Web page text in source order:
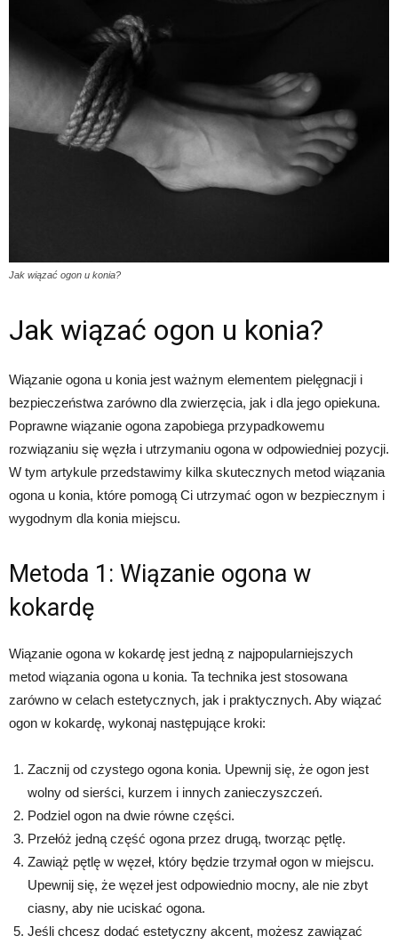
Jak wiązać ogon u konia?
Jak wiązać ogon u konia?
Wiązanie ogona u konia jest ważnym elementem pielęgnacji i
bezpieczeństwa zarówno dla zwierzęcia, jak i dla jego opiekuna.
Poprawne wiązanie ogona zapobiega przypadkowemu
rozwiązaniu się węzła i utrzymaniu ogona w odpowiedniej pozycji.
W tym artykule przedstawimy kilka skutecznych metod wiązania
ogona u konia, które pomogą Ci utrzymać ogon w bezpiecznym i
wygodnym dla konia miejscu.
Metoda 1: Wiązanie ogona w
kokardę
Wiązanie ogona w kokardę jest jedną z najpopularniejszych
metod wiązania ogona u konia. Ta technika jest stosowana
zarówno w celach estetycznych, jak i praktycznych. Aby wiązać
ogon w kokardę, wykonaj następujące kroki:
Zacznij od czystego ogona konia. Upewnij się, że ogon jest
wolny od sierści, kurzem i innych zanieczyszczeń.
Podziel ogon na dwie równe części.
Przełóż jedną część ogona przez drugą, tworząc pętlę.
Zawiąż pętlę w węzeł, który będzie trzymał ogon w miejscu.
Upewnij się, że węzeł jest odpowiednio mocny, ale nie zbyt
ciasny, aby nie uciskać ogona.
Jeśli chcesz dodać estetyczny akcent, możesz zawiązać